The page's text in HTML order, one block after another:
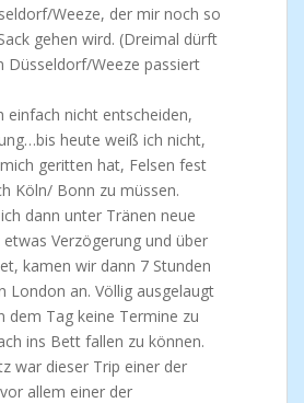
Weeze, der mir noch so
gehen wird. (Dreimal dürft
Düsseldorf/Weeze passiert
einfach nicht entscheiden,
heute weiß ich nicht,
geritten hat, Felsen fest
Köln/ Bonn zu müssen.
dann unter Tränen neue
Verzögerung und über
kamen wir dann 7 Stunden
London an. Völlig ausgelaugt
dem Tag keine Termine zu
ins Bett fallen zu können.
war dieser Trip einer der
allem einer der